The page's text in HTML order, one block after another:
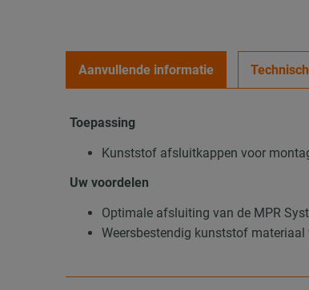
Aanvullende informatie
Toepassing
Kunststof afsluitkappen voor
Uw voordelen
Optimale afsluiting van de MPR
Weersbestendig kunststof materiaal